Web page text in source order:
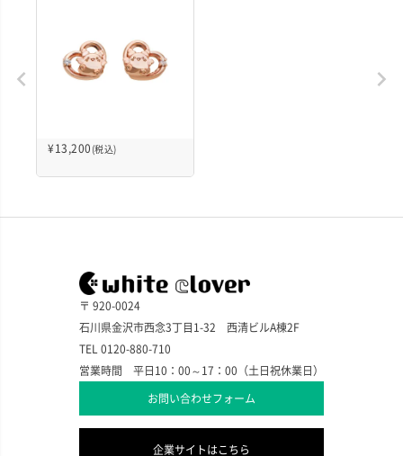
¥ 13,200 (税込)
〒 920-0024
石川県金沢市西念3丁目1-32 西清ビルA棟2F
TEL 0120-880-710
営業時間 平日10：00～17：00（土日祝休業日）
お問い合わせフォーム
企業サイトはこちら